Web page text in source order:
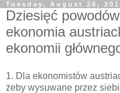
Tuesday, August 26,
Dziesięć
ekonomia
ekonomii
1. Dla ekonomistów
żeby wysuwane przez